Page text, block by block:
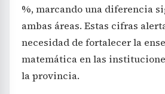
%, marcando una diferencia
ambas áreas. Estas cifras
necesidad de fortalecer la
matemática en las
la provincia.